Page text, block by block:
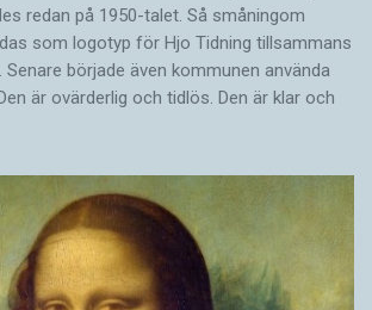
redan på 1950-talet. Så småningom
som logotyp för Hjo Tidning tillsammans
började även kommunen använda
är ovärderlig och tidlös. Den är klar och